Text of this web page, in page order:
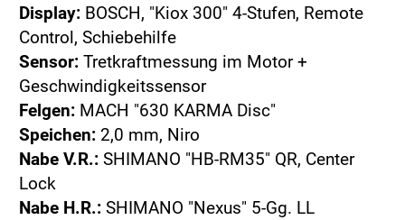
Display: BOSCH, "Kiox 300" 4-Stufen, Remote
Control, Schiebehilfe
Sensor: Tretkraftmessung im Motor +
Geschwindigkeitssensor
Felgen: MACH "630 KARMA Disc"
Speichen: 2,0 mm, Niro
Nabe V.R.: SHIMANO "HB-RM35" QR, Center
Lock
Nabe H.R.: SHIMANO "Nexus" 5-Gg. LL